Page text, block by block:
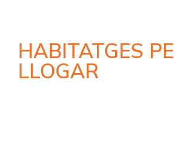
HABITATGES
LLOGAR